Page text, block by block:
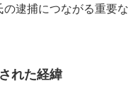
逮捕につながる重要な
れた経緯